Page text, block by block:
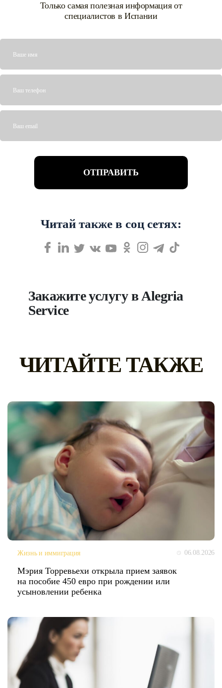
Только самая полезная информация от
специалистов в Испании
Читай также в соц сетях:
Закажите услугу в Alegria
Service
ЧИТАЙТЕ ТАКЖЕ
Жизнь и иммиграция 06.08.2026
Мэрия Торревьехи открыла прием заявок
на пособие 450 евро при рождении или
усыновлении ребенка